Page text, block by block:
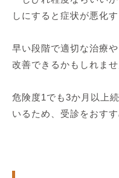
しにすると症状が悪化
早い段階で適切な治療
改善できるかもしれませ
危険度1でも3か月以上
いるため、受診をおすす